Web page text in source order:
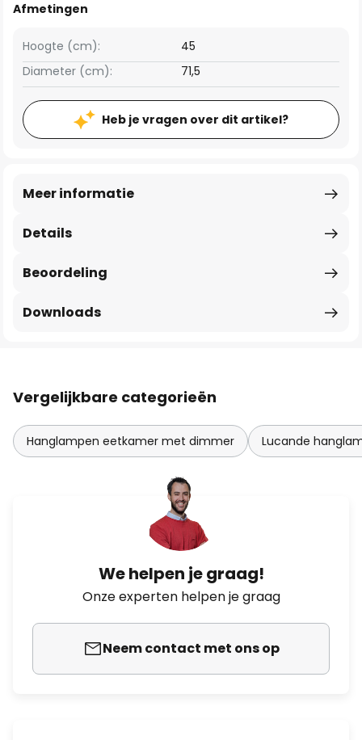
Afmetingen
Hoogte (cm):
45
Diameter (cm):
71,5
Heb je vragen over dit artikel?
Details
Meer informatie
Beoordeling
Downloads
Vergelijkbare categorieën
Hanglampen eetkamer met dimmer Lucande
We helpen je graag!
Onze experten helpen je graag
Neem contact met ons op